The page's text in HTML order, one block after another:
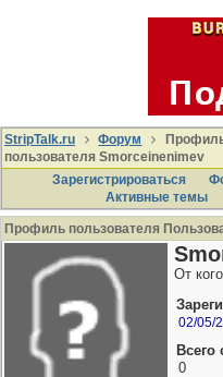
StripTalk.ru Форум
пользователя Smorceinenimev
Зарегистрироваться
Активные темы
Профиль пользователя
От кого
02/05/
Всего
0